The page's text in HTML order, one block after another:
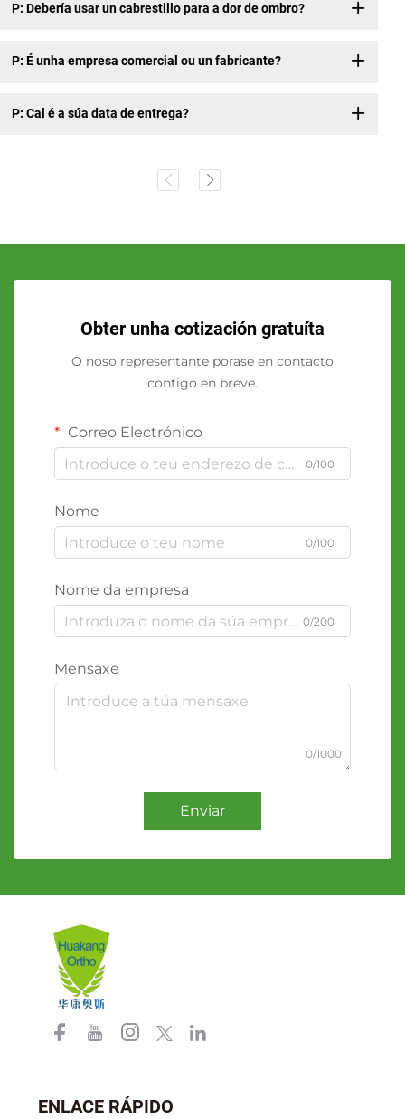
P: Debería usar un cabrestillo para a dor de ombro?
P: É unha empresa comercial ou un fabricante?
P: Cal é a súa data de entrega?
Obter unha cotización gratuíta
O noso representante porase en contacto
contigo en breve.
Correo Electrónico
0/100
Nome
0/100
Nome da empresa
0/200
Mensaxe
0/1000
Enviar
ENLACE RÁPIDO